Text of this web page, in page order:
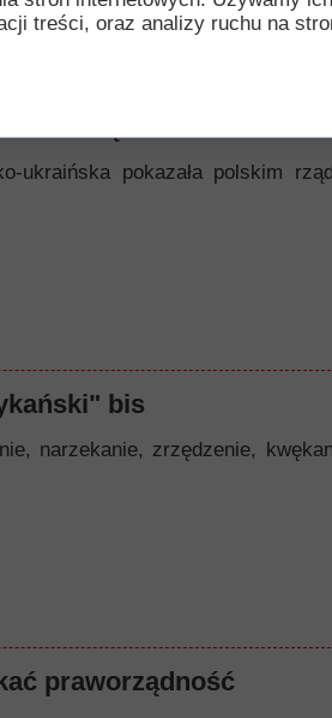
ukraińska pokazała polskim
bis
zrzędzenie,
praworządność
treści, oraz analizy ruchu na